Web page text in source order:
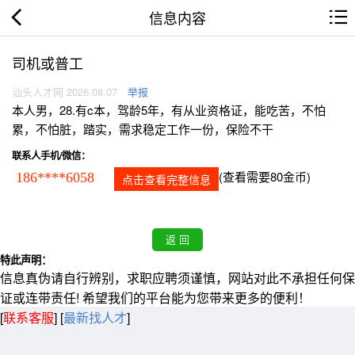
信息内容
司机或普工
汕头人才网 2026.08.07 举报
本人男，28.有c本，驾龄5年，有从业资格证，能吃苦，不怕
累，不怕脏，踏实，需求稳定工作一份，保险不干
联系人手机/微信：
186****6058 点击查看完整信息 (查看需要80金币)
特此声明：
信息真伪请自行辨别，求职应聘须谨慎，网站对此不承担任何保
证或连带责任! 希望我们的平台能为您带来更多的便利！
[联系客服] [最新找人才]